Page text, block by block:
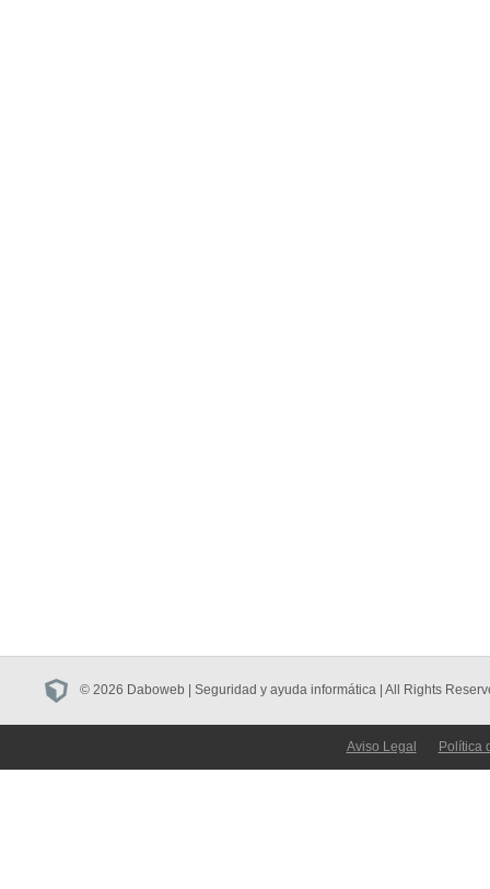
© 2026 Daboweb | Seguridad y ayuda informática | All Rights
Aviso Legal Política